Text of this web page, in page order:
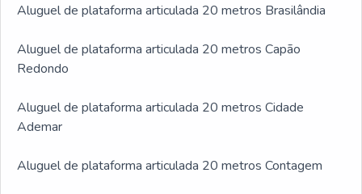
Aluguel de plataforma articulada 20 metros Brasilândia
Aluguel de plataforma articulada 20 metros Capão
Redondo
Aluguel de plataforma articulada 20 metros Cidade
Ademar
Aluguel de plataforma articulada 20 metros Contagem